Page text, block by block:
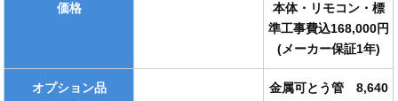
価格
本体・リモコン・標
準工事費込168,000円
(メーカー保証1年)
オプション品
金属可とう管 8,640